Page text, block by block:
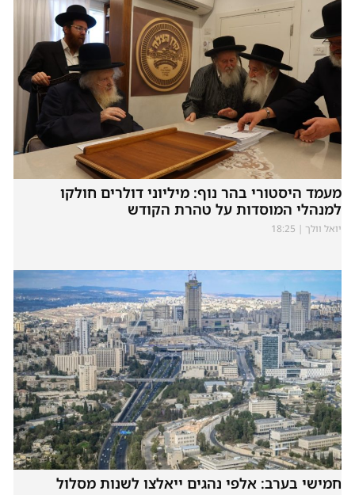
מעמד היסטורי בהר נוף: מיליוני דולרים חולקו
למנהלי המוסדות על טהרת הקודש
יואל וולך
חמישי בערב: אלפי נהגים ייאלצו לשנות מסלול